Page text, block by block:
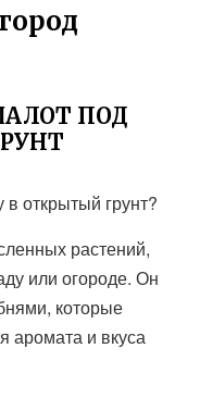
ПОД
в открытый грунт?
растений,
или огороде. Он
которые
аромата и вкуса